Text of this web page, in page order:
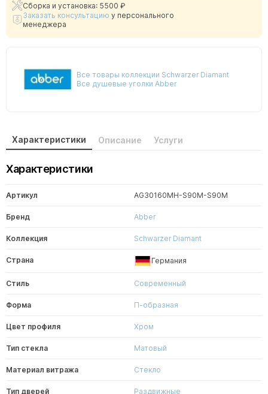
Сборка и установка: 5500 ₽
Заказать консультацию у персонального
менеджера
Все товары коллекции Schwarzer Diamant
Все душевые уголки Abber
Характеристики Описание Услуги
Характеристики
Артикул AG30160MH-S90M-S90M
Бренд Abber
Коллекция Schwarzer Diamant
Страна Германия
Стиль Современный
Форма П-образная
Цвет профиля Хром
Тип стекла Матовый
Материал витража Стекло
Тип дверей Раздвижные